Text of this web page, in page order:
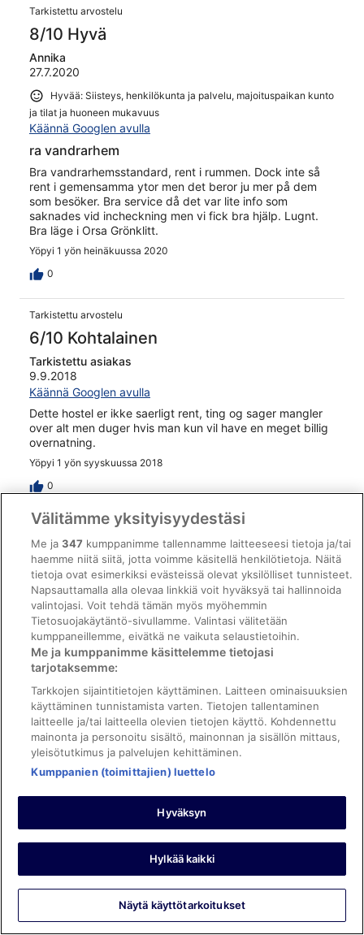
Tarkistettu arvostelu
8/10 Hyvä
Annika
27.7.2020
Hyvää: Siisteys, henkilökunta ja palvelu, majoituspaikan kunto
ja tilat ja huoneen mukavuus
Käännä Googlen avulla
ra vandrarhem
Bra vandrarhemsstandard, rent i rummen. Dock inte så
rent i gemensamma ytor men det beror ju mer på dem
som besöker. Bra service då det var lite info som
saknades vid incheckning men vi fick bra hjälp. Lugnt.
Bra läge i Orsa Grönklitt.
Yöpyi 1 yön heinäkuussa 2020
0
Tarkistettu arvostelu
6/10 Kohtalainen
Tarkistettu asiakas
9.9.2018
Käännä Googlen avulla
Dette hostel er ikke saerligt rent, ting og sager mangler
over alt men duger hvis man kun vil have en meget billig
overnatning.
Yöpyi 1 yön syyskuussa 2018
0
Tarkistettu arvostelu
2/10 Hirveä
Anna
23.7.2025
Yöpyi 1 yön heinäkuussa 2025
Katso kaikki arvostelut
Hotellit
Cape East
Hemavans Högfjällshotell
Kosta Lodge
Radisson Blu Airport Terminal Hotel, Stockholm-Arlanda
Haparanda Stadshotell
Aiden by Best Western Skavsta Airport
The Steam Hotel
Utö Värdshus
Abisko Turiststation STF
IKEA Hotell
Välitämme yksityisyydestäsi
Me ja347 kumppanimme tallennamme laitteeseesi tietoja ja/tai
haemme niitä siitä, jotta voimme käsitellä henkilötietoja. Näitä
tietoja ovat esimerkiksi evästeissä olevat yksilölliset tunnisteet.
Napsauttamalla alla olevaa linkkiä voit hyväksyä tai hallinnoida
valintojasi. Voit tehdä tämän myös myöhemmin
Tietosuojakäytäntö-sivullamme. Valintasi välitetään
kumppaneillemme, eivätkä ne vaikuta selaustietoihin.
Me ja kumppanimme käsittelemme tietojasi
tarjotaksemme:
Tarkkojen sijaintitietojen käyttäminen. Laitteen ominaisuuksien
käyttäminen tunnistamista varten. Tietojen tallentaminen
laitteelle ja/tai laitteella olevien tietojen käyttö. Kohdennettu
mainonta ja personoitu sisältö, mainonnan ja sisällön mittaus,
yleisötutkimus ja palvelujen kehittäminen.
Kumppanien (toimittajien) luettelo
Hyväksyn
Hylkää kaikki
Näytä käyttötarkoitukset